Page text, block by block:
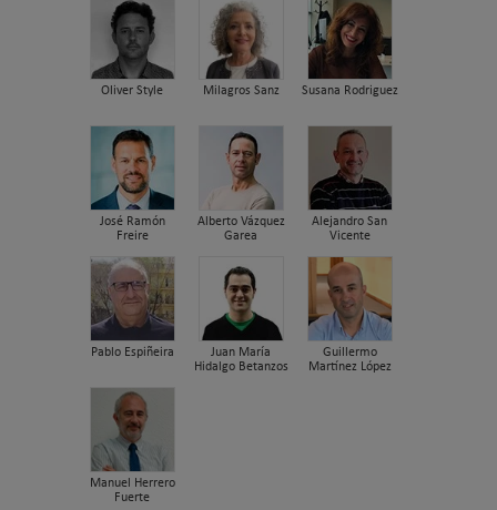
Oliver Style Milagros Sanz Susana Rodriguez
José Ramón
Freire
Alberto Vázquez
Garea
Alejandro San
Vicente
Pablo Espiñeira
Juan María
Hidalgo Betanzos
Guillermo
Martínez López
Manuel Herrero
Fuerte